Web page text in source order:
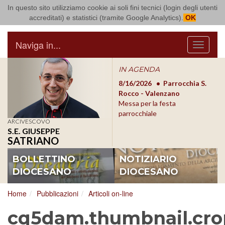
In questo sito utilizziamo cookie ai soli fini tecnici (login degli utenti
accreditati) e statistici (tramite Google Analytics). OK
Arcidiocesi di Bari Bitonto
Menu
Naviga in...
ARCIVESCOVO
S.E. GIUSEPPE
SATRIANO
IN AGENDA
8/17/2026
Conversano
Conferenza Episcopale
Pugliese
8/16/2026
Parrocchia S.
Rocco - Valenzano
Messa per la festa
parrocchiale
BOLLETTINO
DIOCESANO
NOTIZIARIO
DIOCESANO
Home Pubblicazioni Articoli on-line